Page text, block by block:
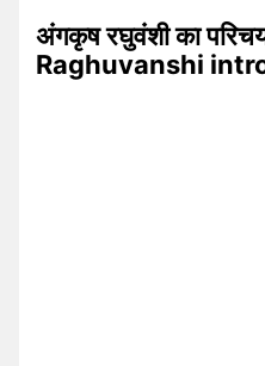
अंगकृष रघुवंशी का
Raghuvanshi